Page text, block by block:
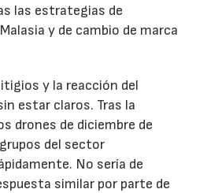
las estrategias de
y de cambio de marca
y la reacción del
estar claros. Tras la
drones de diciembre de
del sector
No sería de
similar por parte de